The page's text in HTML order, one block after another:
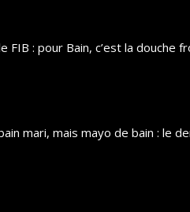
: pour Bain, c’est la douche
mari, mais mayo de bain : le